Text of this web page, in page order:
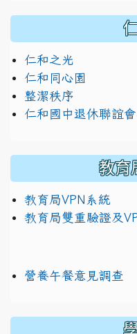
仁和之光
仁和同心園
整潔秩序
仁和國中退休聯誼
教育
教育局VPN系統
教育局雙重驗證及
營養午餐意見調查